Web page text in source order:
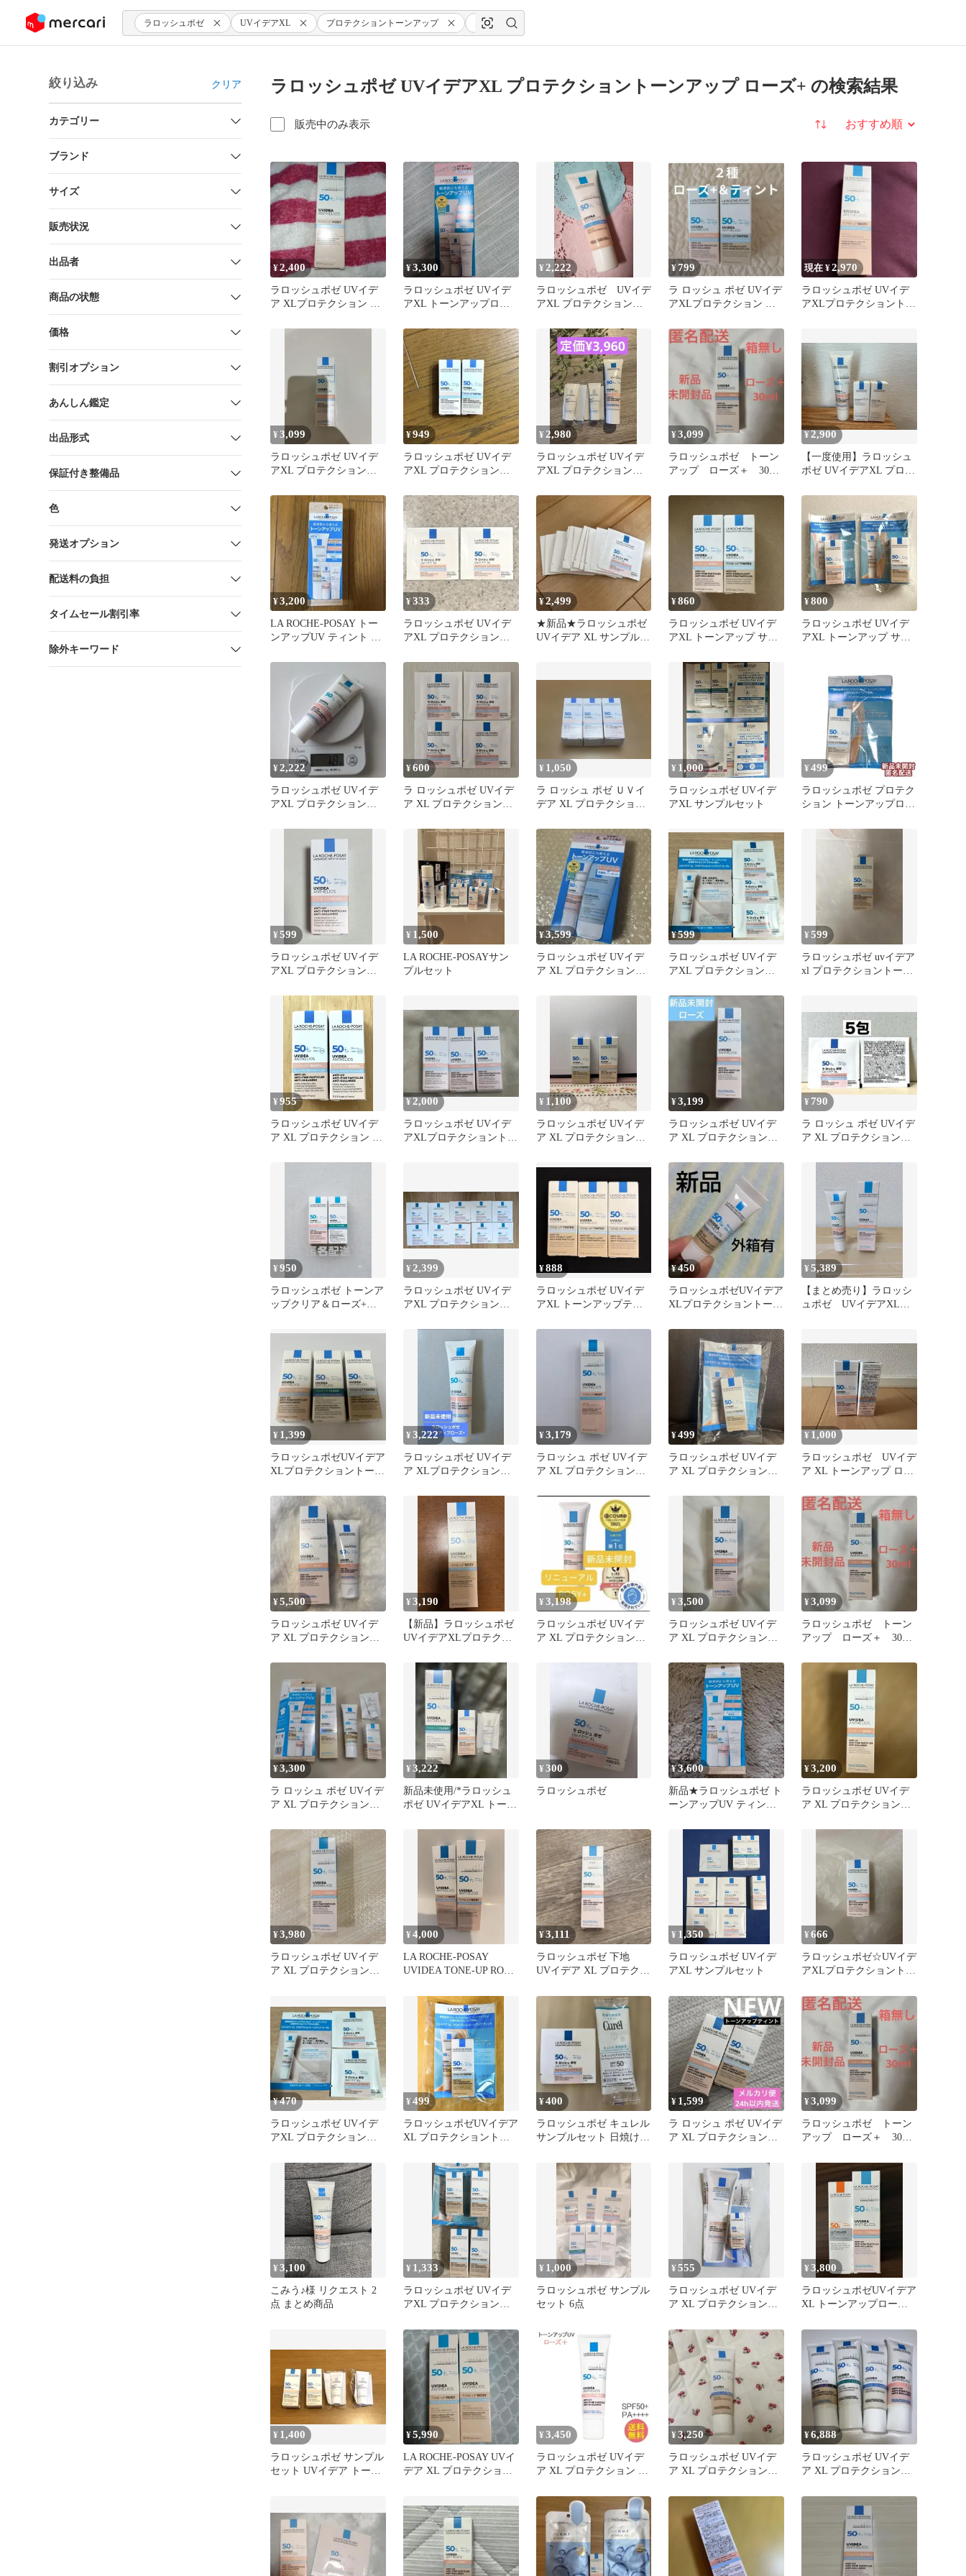
ツにスキップ ラロッシュポゼ UVイデアXL プロテクショントーンアップ ローズ+
絞り込み クリア
カテゴリー
ブランド
サイズ
販売状況
出品者
商品の状態
価格
割引オプション
あんしん鑑定
出品形式
保証付き整備品
色
発送オプション
配送料の負担
タイムセール割引率
除外キーワード
ラロッシュポゼ UVイデアXL プロテクショントーンアップ ローズ+ の検索結果
販売中のみ表示 並び替え
¥2,400
ラロッシュポゼ UVイデ
ア XLプロテクション ト
¥3,300
ラロッシュポゼ UVイデ
アXL トーンアップロー
¥ 2,222
ラロッシュポゼ UVイデ
アXL プロテクショント
¥799
ラ ロッシュ ポゼ UVイデ
アXLプロテクション ト
現在 ¥2,970
ラロッシュポゼ UVイデ
アXLプロテクショントー
¥3,099
ラロッシュポゼ UVイデ
アXL プロテクショント
き
¥949
ラロッシュポゼ UVイデ
アXL プロテクショント
¥ 2,980
ラロッシュポゼ UVイデ
アXL プロテクショント
液
¥3,099
ラロッシュポゼ トーン
アップ ローズ＋ 30ml
下地 ⑤
¥ 2,900
【一度使用】ラロッシュ
ポゼ UVイデアXL プロテ
ローズ
¥3,200
LA ROCHE-POSAY トー
ンアップUV ティント キ
¥333
ラロッシュポゼ UVイデ
アXL プロテクショント
包》
¥2,499
★新品★ラロッシュポゼ
UVイデア XL サンプル
¥860
ラロッシュポゼ UVイデ
アXL トーンアップ サン
¥800
ラロッシュポゼ UVイデ
アXL トーンアップ サン
¥2,222
ラロッシュポゼ UVイデ
アXL プロテクショント
¥600
ラ ロッシュポゼ UVイデ
ア XL プロテクショント
¥ 1,050
ラ ロッシュ ポゼ ＵＶイ
デア XL プロテクション
本
¥ 1,000
ラロッシュポゼ UVイデ
アXL サンプルセット
¥ 499
ラロッシュポゼ プロテク
ション トーンアップロー
¥599
ラロッシュポゼ UVイデ
アXL プロテクショント
¥ 1,500
LA ROCHE-POSAYサン
プルセット
¥3,599
ラロッシュポゼ UVイデ
ア XL プロテクショント
¥599
ラロッシュポゼ UVイデ
アXL プロテクショント
ル 3包
¥599
ラロッシュポゼ uvイデア
xl プロテクショントーン
¥955
ラロッシュポゼ UVイデ
ア XL プロテクション ト
¥ 2,000
ラロッシュポゼ UVイデ
アXLプロテクショントー
¥ 1,100
ラロッシュポゼ UVイデ
ア XL プロテクショント
¥3,199
ラロッシュポゼ UVイデ
ア XL プロテクショント
¥ 790
ラ ロッシュ ポゼ UVイデ
ア XL プロテクショント
¥950
ラロッシュポゼ トーンア
ップクリア＆ローズ+
¥ 2,399
ラロッシュポゼ UVイデ
アXL プロテクショント
¥888
ラロッシュポゼ UVイデ
アXL トーンアップティ
¥450
ラロッシュボゼUVイデア
XLプロテクショントーン
＋3ml
¥5,389
【まとめ売り】ラロッシ
ュポゼ UVイデアXLプ
¥ 1,399
ラロッシュポゼUVイデア
XLプロテクショントーン
&ティント
¥3,222
ラロッシュポゼ UVイデ
ア XLプロテクショント
¥3,179
ラロッシュ ポゼ UVイデ
ア XL プロテクショント
¥499
ラロッシュポゼ UVイデ
ア XL プロテクショント
¥ 1,000
ラロッシュポゼ UVイデ
ア XL トーンアップ ロー
¥5,500
ラロッシュポゼ UVイデ
ア XL プロテクショント
¥3,190
【新品】ラロッシュポゼ
UVイデアXLプロテクシ
¥ 3,198
ラロッシュポゼ UVイデ
ア XL プロテクショント
¥3,500
ラロッシュポゼ UVイデ
ア XL プロテクショント
¥3,099
ラロッシュポゼ トーン
アップ ローズ＋ 30ml
下地 ③
¥3,300
ラ ロッシュ ポゼ UVイデ
ア XL プロテクショント
¥3,222
新品未使用/*ラロッシュ
ポゼ UVイデアXL トーン
¥300
ラロッシュポゼ
¥3,600
新品★ラロッシュポゼ ト
ーンアップUV ティント
¥3,200
ラロッシュポゼ UVイデ
ア XL プロテクショント
¥3,980
ラロッシュポゼ UVイデ
ア XL プロテクショント
¥4,000
LA ROCHE-POSAY
UVIDEA TONE-UP ROSY
¥3,111
ラロッシュポゼ 下地
UVイデア XL プロテクシ
¥ 1,350
ラロッシュポゼ UVイデ
アXL サンプルセット
¥666
ラロッシュポゼ☆UVイデ
アXLプロテクショントー
¥470
ラロッシュポゼ UVイデ
アXL プロテクショント
ル 2包
¥499
ラロッシュポゼUVイデア
XL プロテクショントー
¥400
ラロッシュポゼ キュレル
サンプルセット 日焼け止
¥ 1,599
ラ ロッシュ ポゼ UVイデ
ア XL プロテクショント
ズ+
¥3,099
ラロッシュポゼ トーン
アップ ローズ＋ 30ml
下地 ②
¥3,100
こみう♪様 リクエスト 2
点 まとめ商品
¥ 1,333
ラロッシュポゼ UVイデ
アXL プロテクショント
ト
¥ 1,000
ラロッシュポゼ サンプル
セット 6点
¥555
ラロッシュポゼ UVイデ
ア XL プロテクショント
プル
¥3,800
ラロッシュポゼUVイデア
XL トーンアップローズ
ア試供品
¥ 1,400
ラロッシュポゼ サンプル
セット UVイデア トーン
¥5,990
LA ROCHE-POSAY UVイ
デア XL プロテクション
¥ 3,450
ラロッシュポゼ UVイデ
ア XL プロテクション ト
SPF50+ PA++++ 30ml 日
焼け止め 乳液 化粧下地
顔 UV BBクリーム 下地
クリーム ローズプラス
メール便
¥3,250
ラロッシュポゼ UVイデ
ア XL プロテクショント
¥6,888
ラロッシュポゼ UVイデ
ア XL プロテクショント